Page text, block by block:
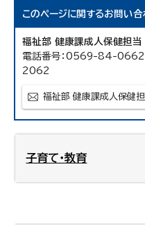
このページに関するお問い合
福祉部 健康課成人保健担当
電話番号：0569-84-
2062
福祉部 健康課成人保健
子育て・教育